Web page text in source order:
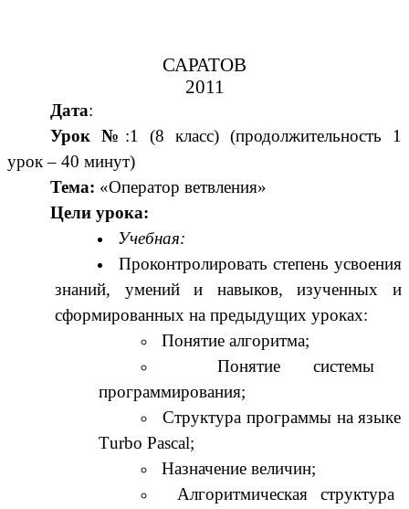
САРАТОВ
2011
Дата:
Урок № :1 (8 класс) (продолжительность 1
урок – 40 минут)
Тема: «Оператор ветвления»
Цели урока:
Учебная:
Проконтролировать степень усвоения
знаний, умений и навыков, изученных и
сформированных на предыдущих уроках:
Понятие алгоритма;
Понятие системы
программирования;
Структура программы на языке
Тurbo Pascal;
Назначение величин;
Алгоритмическая структура